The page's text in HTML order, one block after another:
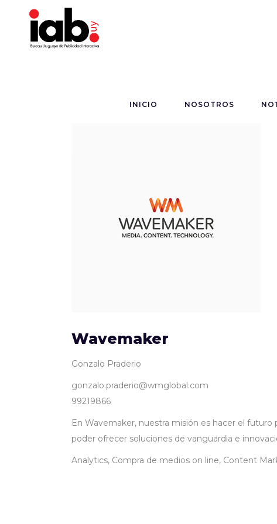
INICIO NOSOTROS
Wavemaker
Gonzalo Praderio
gonzalo.praderio@wmglobal.com
99219866
En Wavemaker, nuestra misión es hacer el
poder ofrecer soluciones de vanguardia e
Analytics, Compra de medios on line, Content